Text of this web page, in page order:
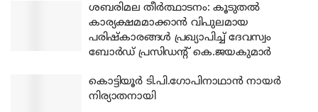
ശബരിമല തീര്‍ത്ഥാടനം: കൂടുതല്‍
കാര്യക്ഷമമാക്കാന്‍ വിപുലമായ
പരിഷ്‌കാരങ്ങള്‍ പ്രഖ്യാപിച്ച് ദേവസ്വം
ബോര്‍ഡ് പ്രസിഡന്റ് കെ.ജയകുമാര്‍
കൊട്ടിയൂര്‍ ടി.പി.ഗോപിനാഥാന്‍ നായര്‍
നിര്യാതനായി